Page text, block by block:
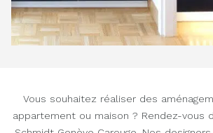
Vous souhaitez réaliser des
appartement ou maison ? Rendez-vous